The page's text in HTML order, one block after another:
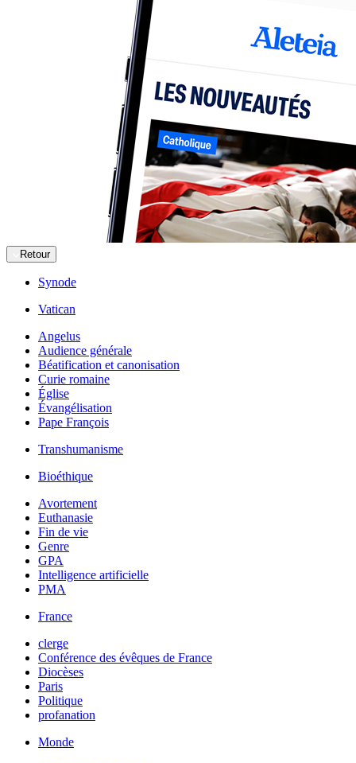
Retour
Synode
Vatican
Angelus
Audience générale
Béatification et canonisation
Curie romaine
Église
Évangélisation
Pape François
Transhumanisme
Bioéthique
Avortement
Euthanasie
Fin de vie
Genre
GPA
Intelligence artificielle
PMA
France
clerge
Conférence des évêques de France
Diocèses
Paris
Politique
profanation
Monde